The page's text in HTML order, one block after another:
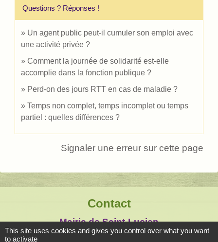
Questions ? Réponses !
Un agent public peut-il cumuler son emploi avec
une activité privée ?
Comment la journée de solidarité est-elle
accomplie dans la fonction publique ?
Perd-on des jours RTT en cas de maladie ?
Temps non complet, temps incomplet ou temps
partiel : quelles différences ?
Signaler une erreur sur cette page
Contact
Mairie de Saint-Lucien
1, chemin de la Tour
This site uses cookies and gives you control over what you want
to activate